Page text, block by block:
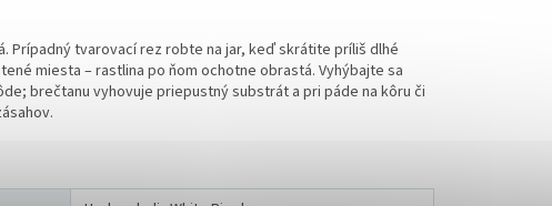
Prípadný tvarovací rez robte na jar, keď skrátite príliš dlhé
miesta – rastlina po ňom ochotne obrastá. Vyhýbajte sa
brečtanu vyhovuje priepustný substrát a pri páde na kôru či